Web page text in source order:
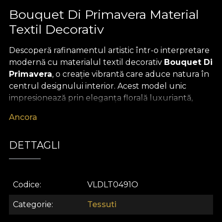
Bouquet Di Primavera Material
Textil Decorativ
Descoperă rafinamentul artistic într-o interpretare
modernă cu materialul textil decorativ Bouquet Di
Primavera, o creație vibrantă care aduce natura în
centrul designului interior. Acest model unic
impresionează prin eleganța florală luxuriantă,
limbaj contemporan. Nu doar un simplu material
Bouquet Di Primavera însuflețește spațiul cu un
mix armonios de motive florale, tonuri proaspete de
Versatilitatea acestui material textil decorativ îl
recomandă pentru orice proiect de reamenajare
rafinată. Fie că alegi să creezi draperii
Ancora
DETTAGLI
Codice VLDLT0491O
Categorie Tessuti